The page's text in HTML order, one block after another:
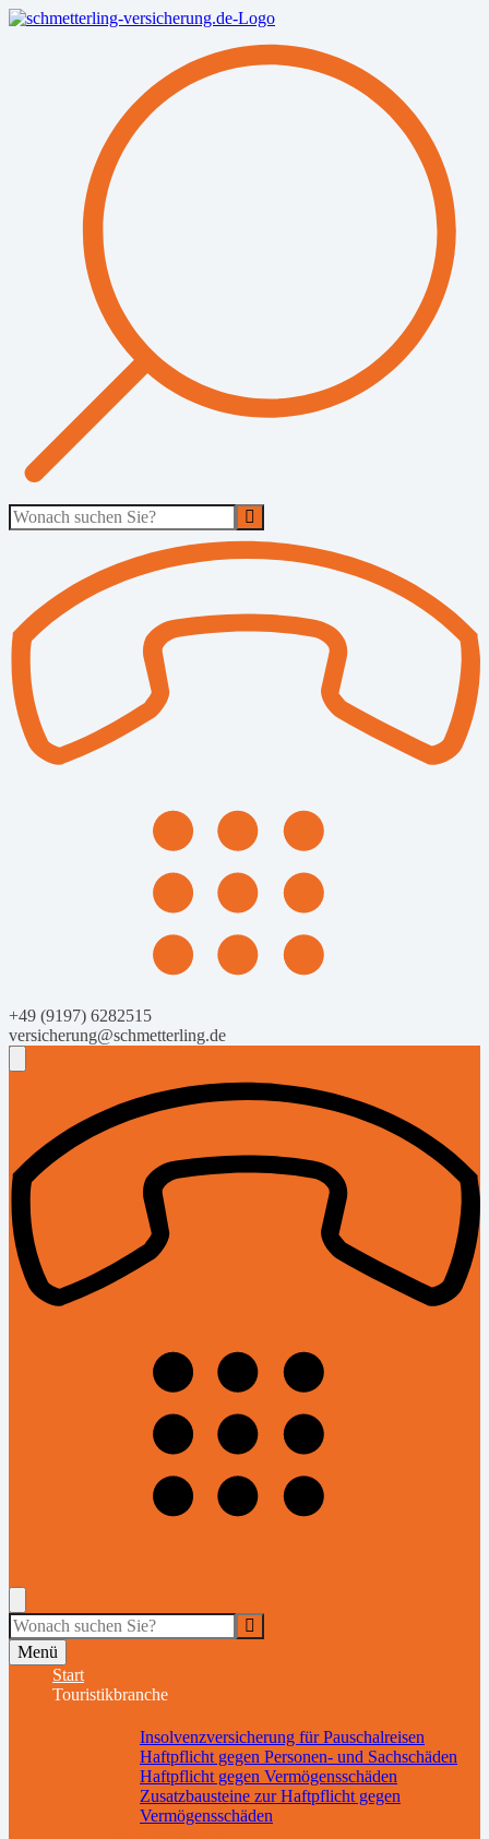
+49 (9197) 6282515
versicherung@schmetterling.de
Menü
Start
Touristikbranche
Insolvenzversicherung für Pauschalreisen
Haftpflicht gegen Personen- und Sachschäden
Haftpflicht gegen Vermögensschäden
Zusatzbausteine zur Haftpflicht gegen
Vermögensschäden